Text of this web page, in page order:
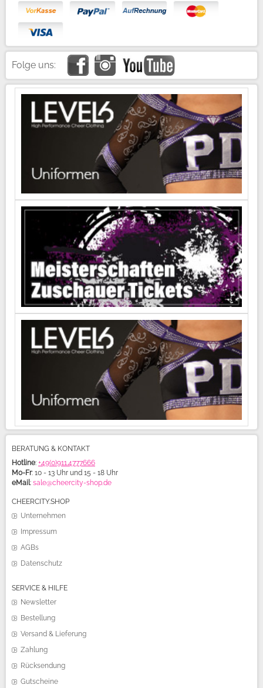
Folge uns:
BERATUNG & KONTAKT
Hotline: +49(0)911.4777666
Mo-Fr: 10 - 13 Uhr und 15 - 18 Uhr
eMail: sale@cheercity-shop.de
CHEERCITY.SHOP
Unternehmen
Impressum
AGBs
Datenschutz
SERVICE & HILFE
Newsletter
Bestellung
Versand & Lieferung
Zahlung
Rücksendung
Gutscheine